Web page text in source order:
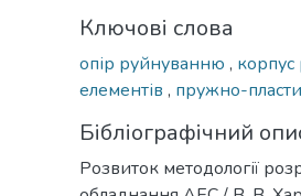
Ключові слова
опір руйнуванню , корпус
елементів , пружно-
Бібліографічний
Розвиток методології